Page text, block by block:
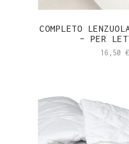
COMPLETO
– PER
16,50 €